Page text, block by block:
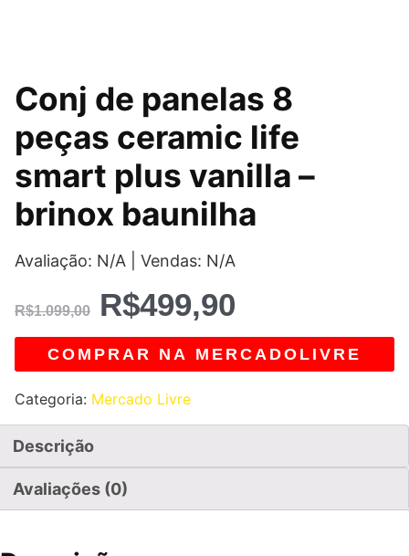
Conj de panelas 8
peças ceramic life
smart plus vanilla –
brinox baunilha
Avaliação: N/A | Vendas: N/A
R$1.099,00
O
preço
original
era:
R$1.099,00.
R$499,90
O
preço
atual
é:
R$499,90.
COMPRAR NA MERCADOLIVRE
Categoria: Mercado Livre
Descrição
Avaliações (0)